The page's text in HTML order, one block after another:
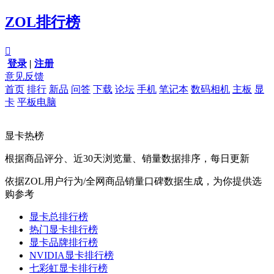
ZOL排行榜

登录 | 注册
意见反馈
首页 排行 新品 问答 下载 论坛 手机 笔记本 数码相机 主板 显
卡 平板电脑
显卡热榜
根据商品评分、近30天浏览量、销量数据排序，每日更新
依据ZOL用户行为/全网商品销量口碑数据生成，为你提供选
购参考
显卡总排行榜
热门显卡排行榜
显卡品牌排行榜
NVIDIA显卡排行榜
七彩虹显卡排行榜